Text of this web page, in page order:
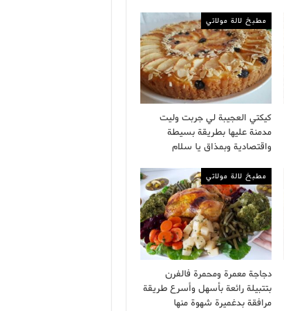
مطبخ لالة مولاتي
كيكتي العجيبة لي جربت وليت
مدمنة عليها بطريقة بسيطة
واقتصادية وبمذاق يا سلام
مطبخ لالة مولاتي
دجاجة معمرة ومحمرة فالفرن
بتتبيلة رائعة بأسهل وأسرع طريقة
مرافقة بدغميرة شهوة منها